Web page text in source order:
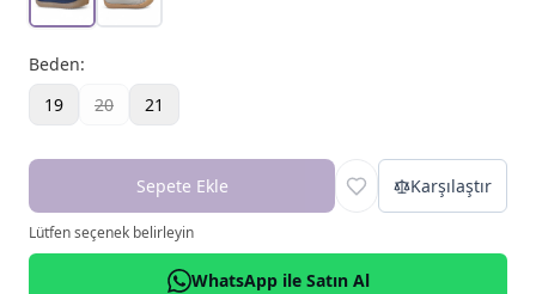
Beden:
19
20 21
Sepete Ekle Karşılaştır
Lütfen seçenek belirleyin
WhatsApp ile Satın Al